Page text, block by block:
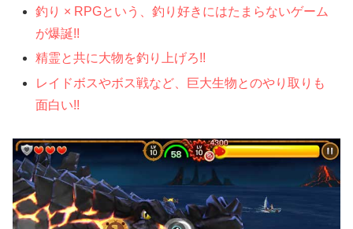
釣り × RPGという、釣り好きにはたまらないゲーム
が爆誕!!
精霊と共に大物を釣り上げろ!!
レイドボスやボス戦など、巨大生物とのやり取りも
面白い!!